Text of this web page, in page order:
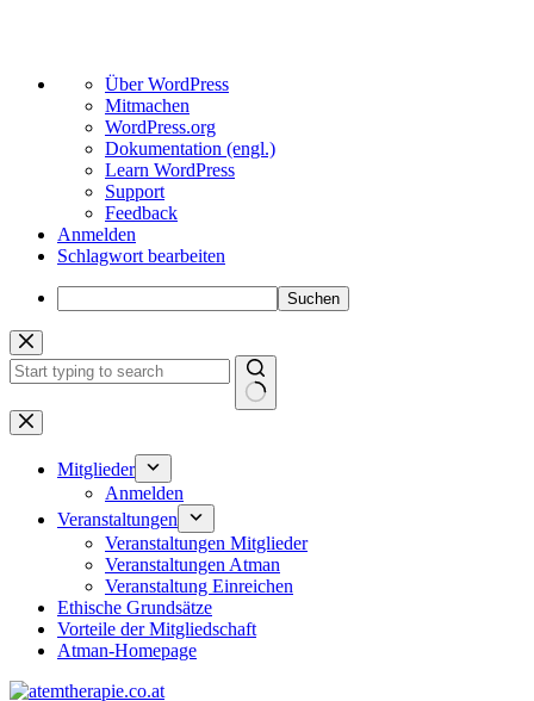
Über
WordPress
Über WordPress
Mitmachen
WordPress.org
Dokumentation (engl.)
Learn WordPress
Support
Feedback
Anmelden
Schlagwort bearbeiten
Suchen
Zum
Inhalt
springen
Keine
Ergebnisse
Mitglieder
Anmelden
Veranstaltungen
Veranstaltungen Mitglieder
Veranstaltungen Atman
Veranstaltung Einreichen
Ethische Grundsätze
Vorteile der Mitgliedschaft
Atman-Homepage